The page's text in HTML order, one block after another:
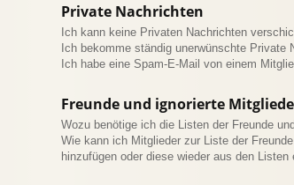
Private Nachrichten
Ich kann keine Privaten Nachrichten
Ich bekomme ständig unerwünschte Private
Ich habe eine Spam-E-Mail von einem
Freunde und ignorierte
Wozu benötige ich die Listen der Freunde
Wie kann ich Mitglieder zur Liste der
hinzufügen oder diese wieder aus den Listen